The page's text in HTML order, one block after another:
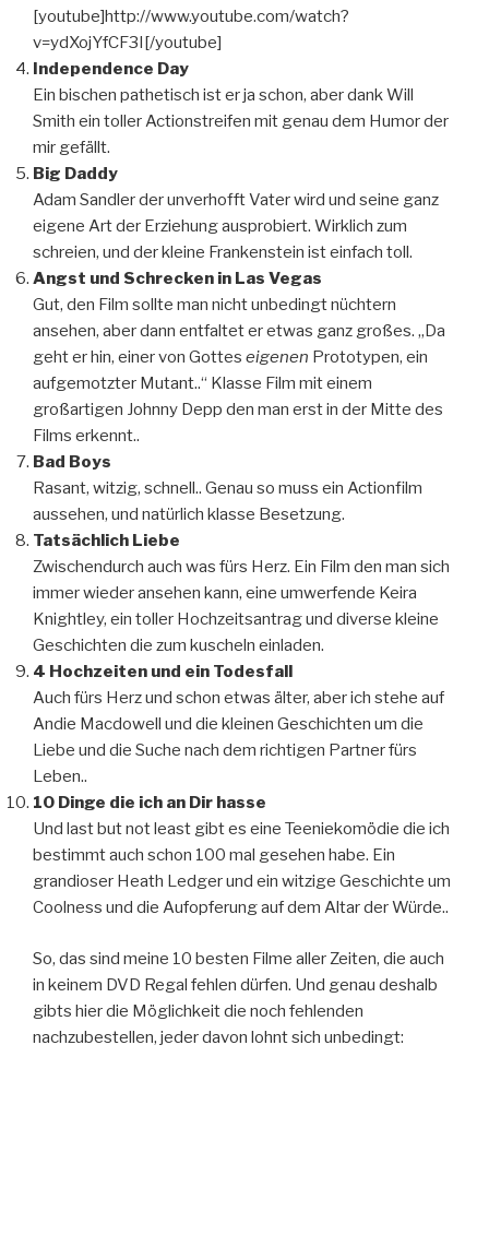
[youtube]http://www.youtube.com/watch?
v=ydXojYfCF3I[/youtube]
Independence Day
Ein bischen pathetisch ist er ja schon, aber dank Will
Smith ein toller Actionstreifen mit genau dem Humor der
mir gefällt.
Big Daddy
Adam Sandler der unverhofft Vater wird und seine ganz
eigene Art der Erziehung ausprobiert. Wirklich zum
schreien, und der kleine Frankenstein ist einfach toll.
Angst und Schrecken in Las Vegas
Gut, den Film sollte man nicht unbedingt nüchtern
ansehen, aber dann entfaltet er etwas ganz großes. „Da
geht er hin, einer von Gottes eigenen Prototypen, ein
aufgemotzter Mutant..“ Klasse Film mit einem
großartigen Johnny Depp den man erst in der Mitte des
Films erkennt..
Bad Boys
Rasant, witzig, schnell.. Genau so muss ein Actionfilm
aussehen, und natürlich klasse Besetzung.
Tatsächlich Liebe
Zwischendurch auch was fürs Herz. Ein Film den man sich
immer wieder ansehen kann, eine umwerfende Keira
Knightley, ein toller Hochzeitsantrag und diverse kleine
Geschichten die zum kuscheln einladen.
4 Hochzeiten und ein Todesfall
Auch fürs Herz und schon etwas älter, aber ich stehe auf
Andie Macdowell und die kleinen Geschichten um die
Liebe und die Suche nach dem richtigen Partner fürs
Leben..
10 Dinge die ich an Dir hasse
Und last but not least gibt es eine Teeniekomödie die ich
bestimmt auch schon 100 mal gesehen habe. Ein
grandioser Heath Ledger und ein witzige Geschichte um
Coolness und die Aufopferung auf dem Altar der Würde..
So, das sind meine 10 besten Filme aller Zeiten, die auch
in keinem DVD Regal fehlen dürfen. Und genau deshalb
gibts hier die Möglichkeit die noch fehlenden
nachzubestellen, jeder davon lohnt sich unbedingt: